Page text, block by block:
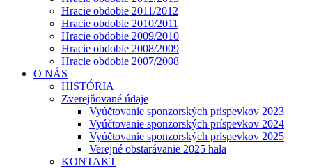
Hracie obdobie 2011/2012
Hracie obdobie 2010/2011
Hracie obdobie 2009/2010
Hracie obdobie 2008/2009
Hracie obdobie 2007/2008
O NÁS
HISTÓRIA
Zverejňované údaje
Vyúčtovanie sponzorských príspevkov 2023
Vyúčtovanie sponzorských príspevkov 2024
Vyúčtovanie sponzorských príspevkov 2025
Verejné obstarávanie 2025 hala
KONTAKT